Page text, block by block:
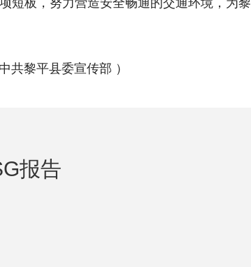
短板，努力营造安全畅通的交通环境，为黎
共黎平县委宣传部 ）
报告